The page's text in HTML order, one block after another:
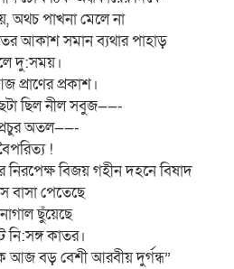
অথচ পাখনা মেলে না
আকাশ সমান ব্যথার পাহাড়
দু:সময়।
প্রাণের প্রকাশ।
ছিল নীল সবুজ——-
প্রচুর অতল——-
!
নিরপেক্ষ বিজয় গহীন দহনে বিষাদ
বাসা পেতেছে
ছুঁেয়ছে
নি:সঙ্গ কাতর।
আজ বড় বেশী আরবীয় দুর্গন্ধ”